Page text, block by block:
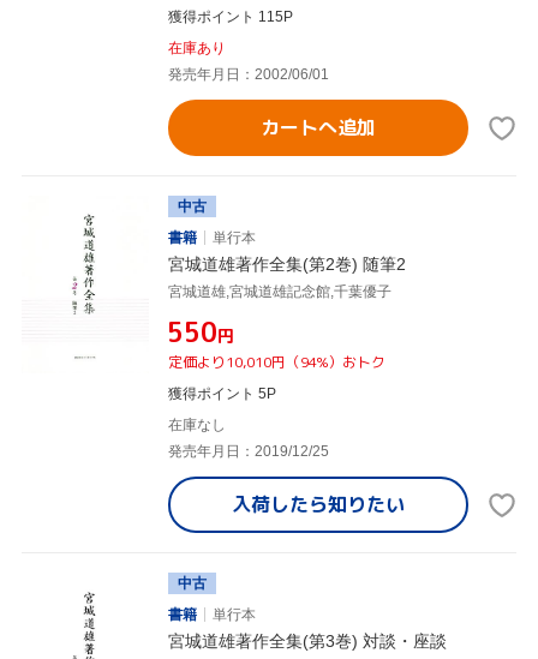
獲得ポイント 115P
在庫あり
発売年月日：2002/06/01
カートへ追加
中古
書籍
単行本
宮城道雄著作全集(第2巻) 随筆2
宮城道雄,宮城道雄記念館,千葉優子
¥550円
定価より10,010円（94%）おトク
獲得ポイント 5P
在庫なし
発売年月日：2019/12/25
入荷したら知りたい
中古
書籍
単行本
宮城道雄著作全集(第3巻) 対談・座談